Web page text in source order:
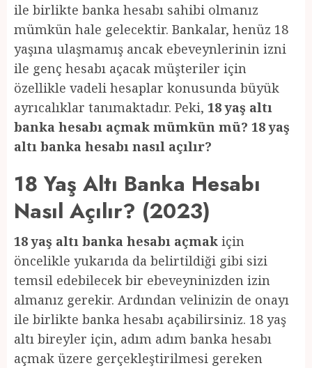
ile birlikte banka hesabı sahibi olmanız
mümkün hale gelecektir. Bankalar, henüz 18
yaşına ulaşmamış ancak ebeveynlerinin izni
ile genç hesabı açacak müşteriler için
özellikle vadeli hesaplar konusunda büyük
ayrıcalıklar tanımaktadır. Peki, 18 yaş altı
banka hesabı açmak mümkün mü? 18 yaş
altı banka hesabı nasıl açılır?
18 Yaş Altı Banka Hesabı
Nasıl Açılır? (2023)
18 yaş altı banka hesabı açmak için
öncelikle yukarıda da belirtildiği gibi sizi
temsil edebilecek bir ebeveyninizden izin
almanız gerekir. Ardından velinizin de onayı
ile birlikte banka hesabı açabilirsiniz. 18 yaş
altı bireyler için, adım adım banka hesabı
açmak üzere gerçekleştirilmesi gereken